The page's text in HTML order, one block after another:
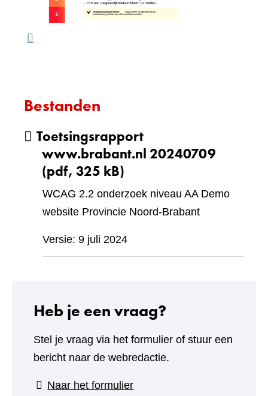
Bestanden
Toetsingsrapport
www.brabant.nl 20240709
(pdf, 325 kB)
WCAG 2.2 onderzoek niveau AA Demo
website Provincie Noord-Brabant
Versie: 9 juli 2024
Heb je een vraag?
Stel je vraag via het formulier of stuur een
bericht naar de webredactie.
Naar het formulier(verwijst